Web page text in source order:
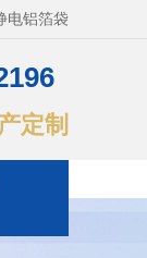
铝箔袋
定制